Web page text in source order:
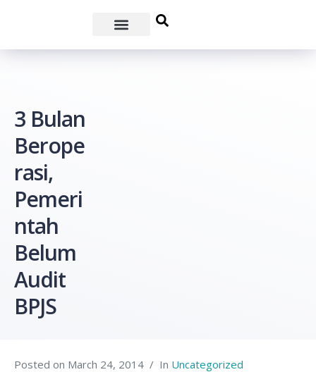
3 Bulan
Berope
rasi,
Pemeri
ntah
Belum
Audit
BPJS
Posted on March 24, 2014 In Uncategorized